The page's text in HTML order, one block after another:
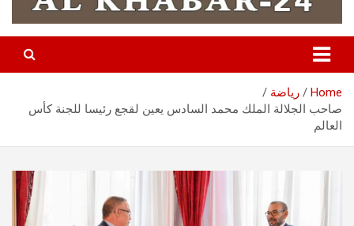
Home
رياضة
صاحب الجلالة الملك محمد السادس يعين لقجع رئيسا للجنة كأس
العالم